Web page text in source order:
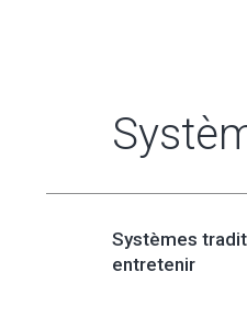
Systèmes
entretenir